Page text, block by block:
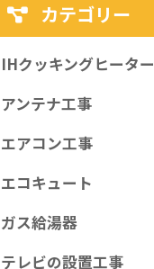
カテゴリー
IHクッキングヒーター
アンテナ工事
エアコン工事
エコキュート
ガス給湯器
テレビの設置工事